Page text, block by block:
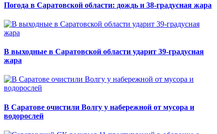
Погода в Саратовской области: дождь и 38-градусная жара
В выходные в Саратовской области ударит 39-градусная
жара
В Саратове очистили Волгу у набережной от мусора и
водорослей